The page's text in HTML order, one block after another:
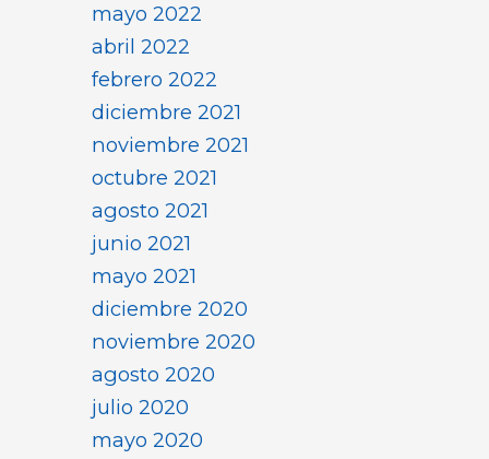
mayo 2022
abril 2022
febrero 2022
diciembre 2021
noviembre 2021
octubre 2021
agosto 2021
junio 2021
mayo 2021
diciembre 2020
noviembre 2020
agosto 2020
julio 2020
mayo 2020